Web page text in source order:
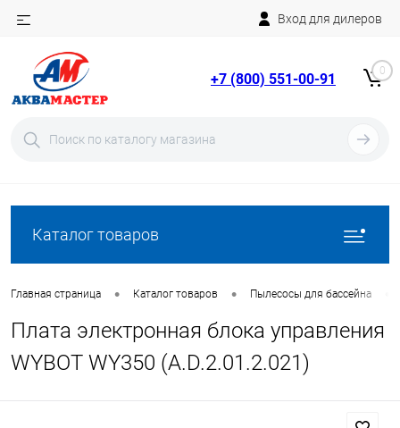
Вход для дилеров
+7 (800) 551-00-91 0
Каталог товаров
Главная страница • Каталог товаров • Пылесосы для бассейна
Плата электронная блока управления
WYBOT WY350 (A.D.2.01.2.021)